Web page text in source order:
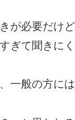
が必要だけ
ぎて聞きに
一般の方に